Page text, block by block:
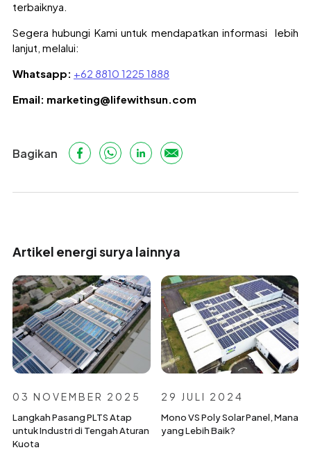
terbaiknya.
Segera hubungi Kami untuk mendapatkan informasi lebih
lanjut, melalui:
Whatsapp: +62 8810 1225 1888
Email: marketing@lifewithsun.com
Bagikan
Artikel energi surya lainnya
03 NOVEMBER 2025
Langkah Pasang PLTS Atap
untuk Industri di Tengah Aturan
Kuota
29 JULI 2024
Mono VS Poly Solar Panel, Mana
yang Lebih Baik?